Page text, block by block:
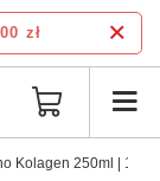
zł
Kolagen 250ml | 10